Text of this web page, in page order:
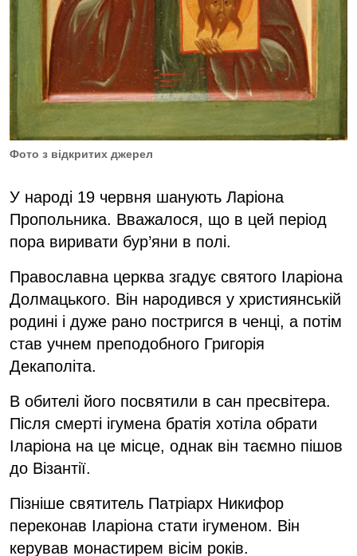
Фото з відкритих джерел
У народі 19 червня шанують Ларіона
Пропольника. Вважалося, що в цей період
пора виривати бур’яни в полі.
Православна церква згадує святого Іларіона
Долмацького. Він народився у християнській
родині і дуже рано постригся в ченці, а потім
став учнем преподобного Григорія
Декаполіта.
В обителі його посвятили в сан пресвітера.
Після смерті ігумена братія хотіла обрати
Іларіона на це місце, однак він таємно пішов
до Візантії.
Пізніше святитель Патріарх Никифор
переконав Іларіона стати ігуменом. Він
керував монастирем вісім років.